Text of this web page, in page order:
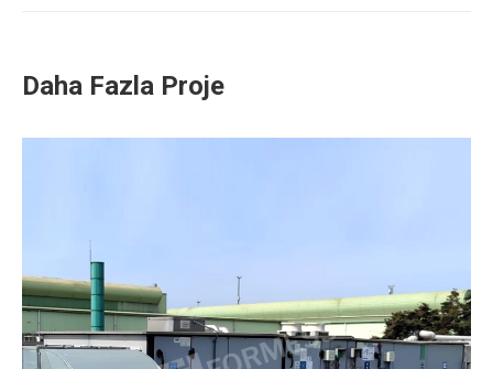
Daha Fazla Proje